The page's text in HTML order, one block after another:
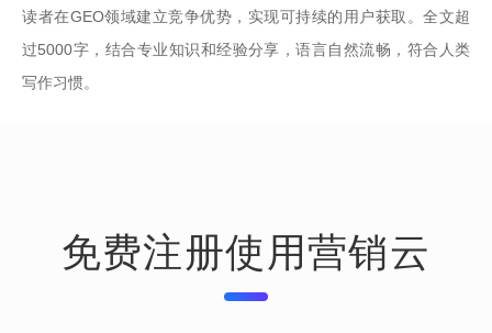
读者在GEO领域建立竞争优势，实现可持续的用户获取。全文超
过5000字，结合专业知识和经验分享，语言自然流畅，符合人类
写作习惯。
免费注册使用营销云